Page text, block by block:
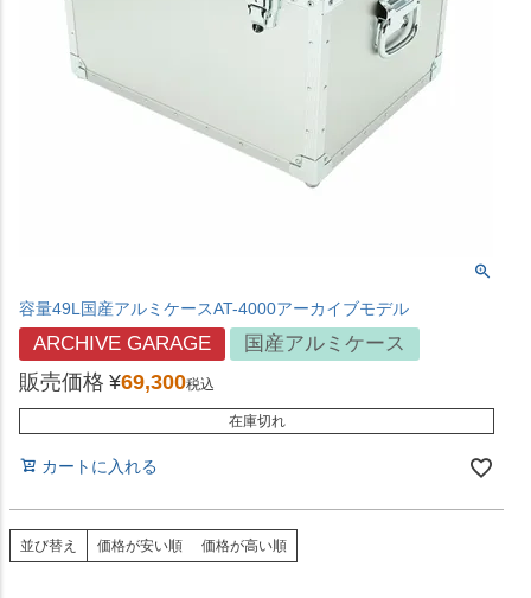
容量49L国産アルミケースAT-4000アーカイブモデル
ARCHIVE GARAGE 国産アルミケース
販売価格 ¥69,300税込
在庫切れ
カートに入れる
並び替え 価格が安い順 価格が高い順